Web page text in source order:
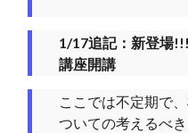
1/17追記：新登場
講座開講
ここでは不定期で
ついての考えるべ